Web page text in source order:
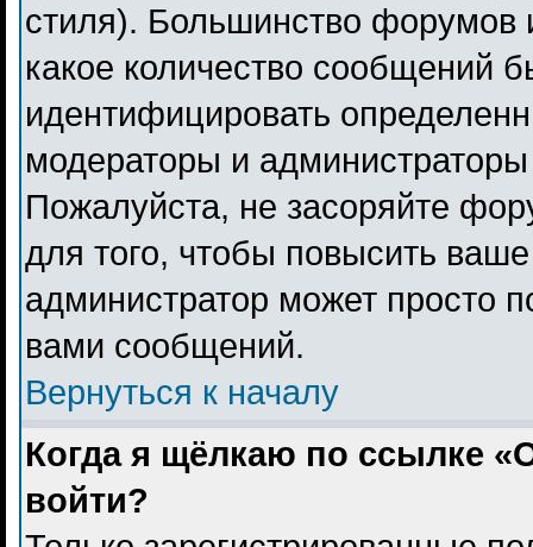
стиля). Большинство форумов
какое количество сообщений
идентифицировать
модераторы и
Пожалуйста, не засоряйте
для того, чтобы повысить
администратор может просто
вами сообщений.
Вернуться к началу
Когда я щёлкаю по ссылке
войти?